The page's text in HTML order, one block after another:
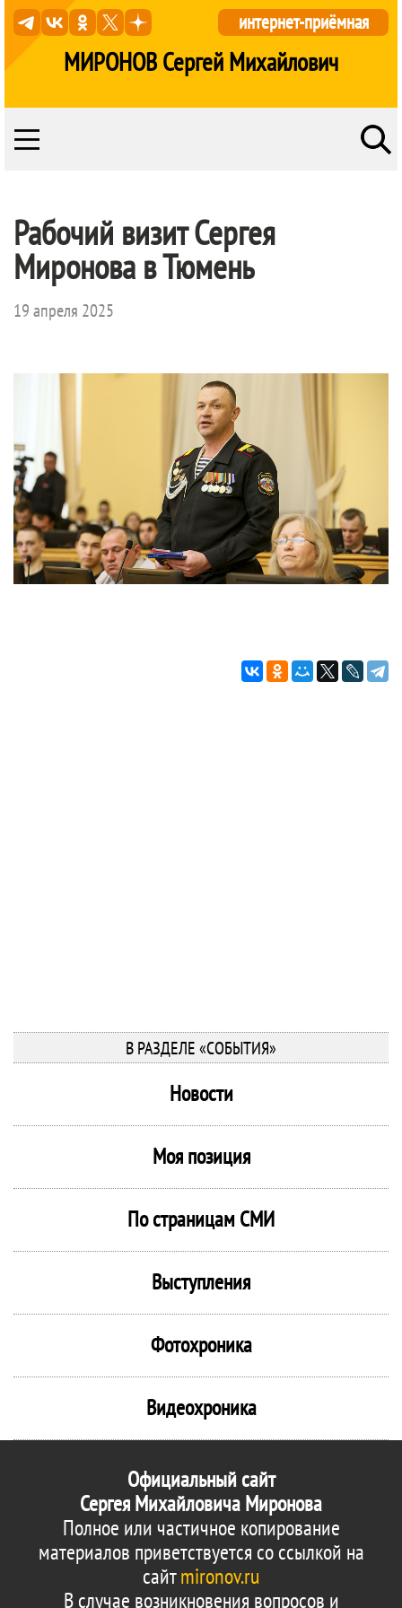
МИРОНОВ Сергей Михайлович
интернет-приёмная
Рабочий визит Сергея
Миронова в Тюмень
19 апреля 2025
В РАЗДЕЛЕ «СОБЫТИЯ»
Новости
Моя позиция
По страницам СМИ
Выступления
Фотохроника
Видеохроника
Официальный сайт
Сергея Михайловича Миронова
Полное или частичное копирование
материалов приветствуется со ссылкой на
сайтmironov.ru
В случае возникновения вопросов и